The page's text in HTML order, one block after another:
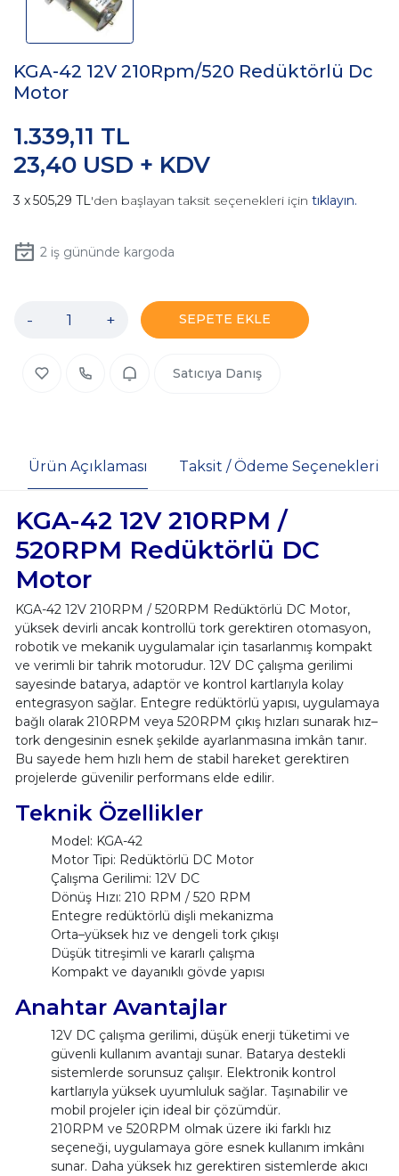
KGA-42 12V 210Rpm/520 Redüktörlü Dc
Motor
23,40 USD + KDV
1.339,11 TL
505,29 TL'den başlayan taksit seçenekleri için tıklayın.
2iş gününde kargoda
- + SEPETE EKLE
Satıcıya Danış
Ürün Açıklaması Taksit / Ödeme Seçenekleri
KGA-42 12V 210RPM /
520RPM Redüktörlü DC
Motor
KGA-42 12V 210RPM / 520RPM Redüktörlü DC Motor,
yüksek devirli ancak kontrollü tork gerektiren otomasyon,
robotik ve mekanik uygulamalar için tasarlanmış kompakt
ve verimli bir tahrik motorudur. 12V DC çalışma gerilimi
sayesinde batarya, adaptör ve kontrol kartlarıyla kolay
entegrasyon sağlar. Entegre redüktörlü yapısı, uygulamaya
bağlı olarak 210RPM veya 520RPM çıkış hızları sunarak hız–
tork dengesinin esnek şekilde ayarlanmasına imkân tanır.
Bu sayede hem hızlı hem de stabil hareket gerektiren
projelerde güvenilir performans elde edilir.
Teknik Özellikler
Model: KGA-42
Motor Tipi: Redüktörlü DC Motor
Çalışma Gerilimi: 12V DC
Dönüş Hızı: 210 RPM / 520 RPM
Entegre redüktörlü dişli mekanizma
Orta–yüksek hız ve dengeli tork çıkışı
Düşük titreşimli ve kararlı çalışma
Kompakt ve dayanıklı gövde yapısı
Anahtar Avantajlar
12V DC çalışma gerilimi, düşük enerji tüketimi ve
güvenli kullanım avantajı sunar. Batarya destekli
sistemlerde sorunsuz çalışır. Elektronik kontrol
kartlarıyla yüksek uyumluluk sağlar. Taşınabilir ve
mobil projeler için ideal bir çözümdür.
210RPM ve 520RPM olmak üzere iki farklı hız
seçeneği, uygulamaya göre esnek kullanım imkânı
sunar. Daha yüksek hız gerektiren sistemlerde akıcı